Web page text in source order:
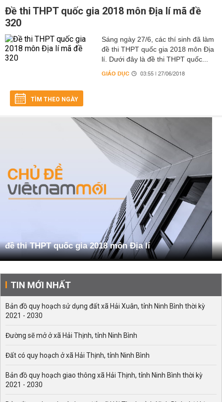
Đề thi THPT quốc gia 2018 môn Địa lí mã đề
320
Sáng ngày 27/6, các thí sinh đã làm
đề thi THPT quốc gia 2018 môn Địa
lí. Dưới đây là đề thi THPT quốc...
GIÁO DỤC 03:55 | 27/06/2018
TÌM THEO NGÀY
đề thi THPT quốc gia 2018 môn Địa lí
TIN MỚI NHẤT
Bản đồ quy hoạch sử dụng đất xã Hải Xuân, tỉnh Ninh Bình thời kỳ
2021 - 2030
Đường sẽ mở ở xã Hải Thịnh, tỉnh Ninh Bình
Đất có quy hoạch ở xã Hải Thịnh, tỉnh Ninh Bình
Bản đồ quy hoạch giao thông xã Hải Thịnh, tỉnh Ninh Bình thời kỳ
2021 - 2030